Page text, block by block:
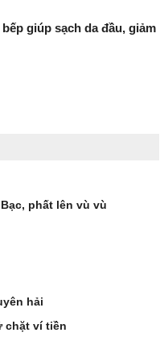
giúp sạch da đầu, giảm
phất lên vù vù
hải
chặt ví tiền